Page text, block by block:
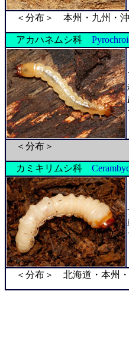
＜分布＞ 本州・九州・
アカハネムシ科
＜分布＞
カミキリムシ科
＜分布＞ 北海道・本州・